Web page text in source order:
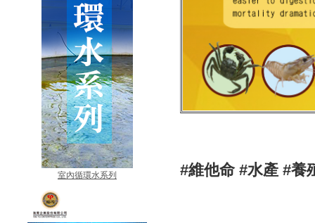
#維他命 #水產 #養
室內循環水系列